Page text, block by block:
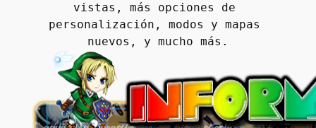
vistas, más opciones de
personalización, modos y mapas
nuevos, y mucho más.